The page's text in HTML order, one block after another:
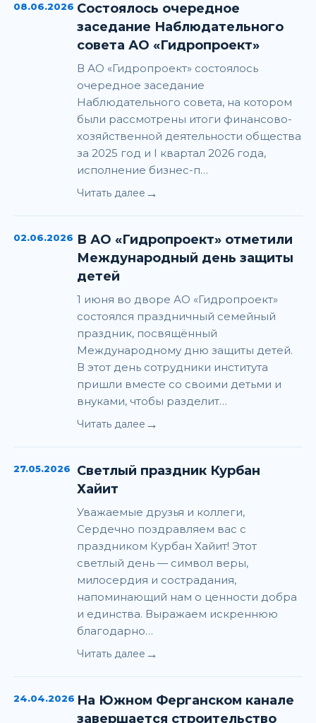
08.06.2026 Состоялось очередное
заседание Наблюдательного
совета АО «Гидропроект»
В АО «Гидропроект» состоялось
очередное заседание
Наблюдательного совета, на котором
были рассмотрены итоги финансово-
хозяйственной деятельности общества
за 2025 год и I квартал 2026 года,
исполнение бизнес-п…
Читать далее →
02.06.2026 В АО «Гидропроект» отметили
Международный день защиты
детей
1 июня во дворе АО «Гидропроект»
состоялся праздничный семейный
праздник, посвящённый
Международному дню защиты детей.
В этот день сотрудники института
пришли вместе со своими детьми и
внуками, чтобы разделит…
Читать далее →
27.05.2026
Светлый праздник Курбан
Хайит
Уважаемые друзья и коллеги,
Сердечно поздравляем вас с
праздником Курбан Хайит! Этот
светлый день — символ веры,
милосердия и сострадания,
напоминающий нам о ценности добра
и единства. Выражаем искреннюю
благодарно…
Читать далее →
24.04.2026 На Южном Ферганском канале
завершается строительство